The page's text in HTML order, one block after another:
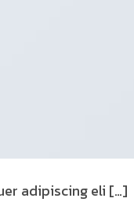
adipiscing eli […]